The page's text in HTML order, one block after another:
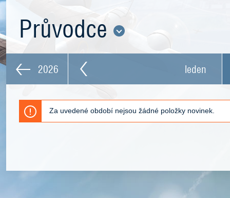
Průvodce
2026 leden
Za uvedené období nejsou žádné položky novinek.